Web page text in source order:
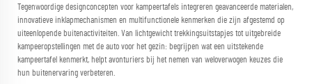
Tegenwoordige designconcepten voor kampeertafels integreren geavanceerde materialen,
innovatieve inklapmechanismen en multifunctionele kenmerken die zijn afgestemd op
uiteenlopende buitenactiviteiten. Van lichtgewicht trekkingsuitstapjes tot uitgebreide
kampeeropstellingen met de auto voor het gezin: begrijpen wat een uitstekende
kampeertafel kenmerkt, helpt avonturiers bij het nemen van weloverwogen keuzes die
hun buitenervaring verbeteren.